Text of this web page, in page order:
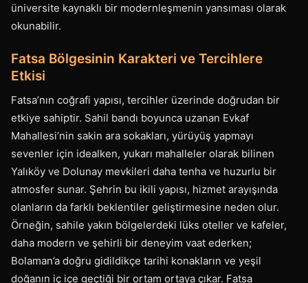
üniversite kaynaklı bir modernleşmenin yansıması olarak
okunabilir.
Fatsa Bölgesinin Karakteri ve Tercihlere
Etkisi
Fatsa’nın coğrafi yapısı, tercihler üzerinde doğrudan bir
etkiye sahiptir. Sahil bandı boyunca uzanan Evkaf
Mahallesi’nin sakin ara sokakları, yürüyüş yapmayı
sevenler için idealken, yukarı mahalleler olarak bilinen
Yalıköy ve Dolunay mevkileri daha tenha ve huzurlu bir
atmosfer sunar. Şehrin bu ikili yapısı, hizmet arayışında
olanların da farklı beklentiler geliştirmesine neden olur.
Örneğin, sahile yakın bölgelerdeki lüks oteller ve kafeler,
daha modern ve şehirli bir deneyim vaat ederken;
Bolaman’a doğru gidildikçe tarihi konakların ve yeşil
doğanın iç içe geçtiği bir ortam ortaya çıkar. Fatsa